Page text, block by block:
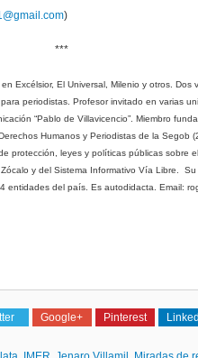
)
***
Excélsior, El Universal, Milenio y otros. Dos
periodistas. Profesor invitado en varias
“Pablo de Villavicencio”. Miembro
Humanos y Periodistas de la Segob
protección, leyes y políticas públicas sobre
y del Sistema Informativo Vía Libre.
Su
entidades del país. Es autodidacta. Email:
Google+ Pinterest